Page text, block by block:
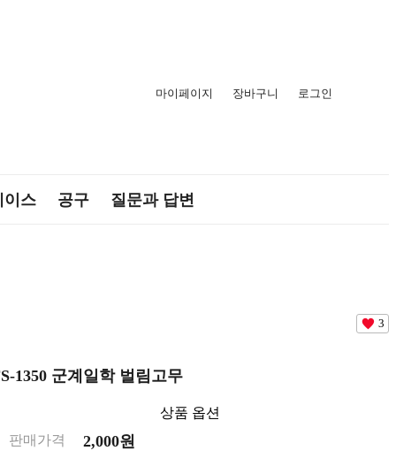
마이페이지 장바구니 로그인
이스 공구 질문과 답변
3
1350 군계일학 벌림고무
상품 옵션
판매가격
2,000원